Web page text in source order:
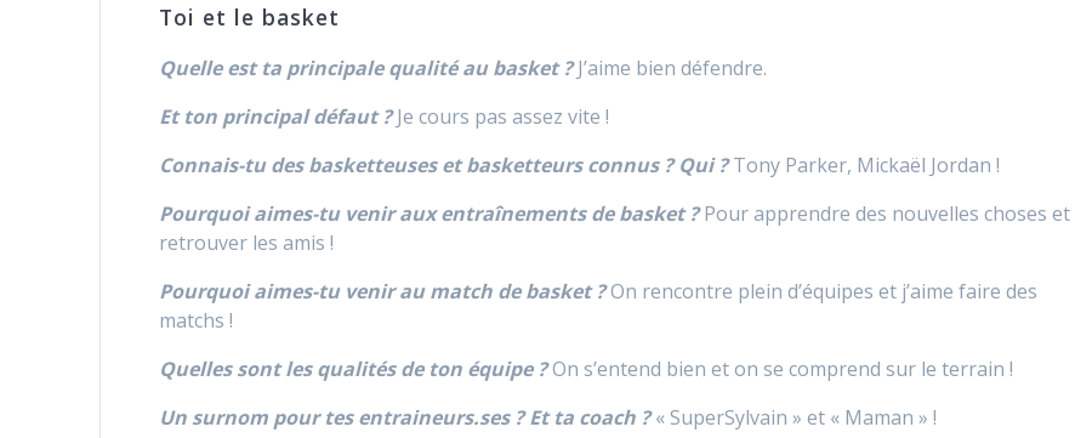
Toi et le basket
Quelle est ta principale qualité au basket ?J’aime bien défendre.
Et ton principal défaut ?Je cours pas assez vite !
Connais-tu des basketteuses et basketteurs connus ? Qui ?Tony Parker, Mickaël Jordan !
Pourquoi aimes-tu venir auxentraînements de basket ?Pour apprendre des nouvelles choses et
retrouver les amis !
Pourquoi aimes-tu venir au match de basket ?On rencontre plein d’équipes et j’aime faire des
matchs !
Quelles sont les qualités de ton équipe ?On s’entend bien et on se comprend sur le terrain !
Un surnom pour tes entraineurs.ses ? Et ta coach ?« SuperSylvain » et « Maman » !